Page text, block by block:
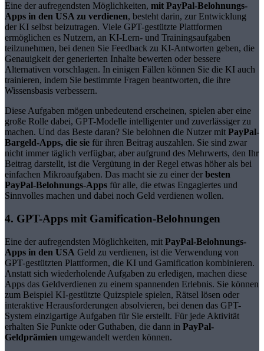
Eine der aufregendsten Möglichkeiten, mit PayPal-Belohnungs-
Apps in den USA zu verdienen, besteht darin, zur Entwicklung
der KI selbst beizutragen. Viele GPT-gestützte Plattformen
ermöglichen es Nutzern, an KI-Lern- und Trainingsaufgaben
teilzunehmen, bei denen Sie Feedback zu KI-Antworten geben, die
Genauigkeit der generierten Inhalte bewerten oder bessere
Alternativen vorschlagen. In einigen Fällen können Sie die KI auch
trainieren, indem Sie bestimmte Fragen beantworten, die ihre
Wissensbasis verbessern.
Diese Aufgaben mögen unbedeutend erscheinen, spielen aber eine
große Rolle dabei, GPT-Modelle intelligenter und zuverlässiger zu
machen. Und das Beste daran? Sie belohnen die Nutzer mit PayPal-
Bargeld-Apps, die sie für ihren Beitrag auszahlen. Sie sind zwar
nicht immer täglich verfügbar, aber aufgrund des Mehrwerts, den Ihr
Beitrag darstellt, ist die Vergütung in der Regel etwas höher als bei
einfachen Mikroaufgaben. Das macht sie zu einer der besten
PayPal-Belohnungs-Apps für alle, die etwas Engagiertes und
Sinnvolles machen und dabei noch Geld verdienen wollen.
4. GPT-Apps mit Gamification-Belohnungen
Eine der aufregendsten Möglichkeiten, mit PayPal-Belohnungs-
Apps in den USA Geld zu verdienen, ist die Verwendung von
GPT-gestützten Plattformen, die KI und Gamification kombinieren.
Anstatt sich wiederholende Aufgaben zu erledigen, machen diese
Apps das Geldverdienen zu einem spannenden Erlebnis. Sie können
zum Beispiel KI-gestützte Quizspiele spielen, Rätsel lösen oder
interaktive Herausforderungen absolvieren, bei denen das GPT-
System einzigartige Aufgaben für Sie erstellt. Für jede Aktivität
erhalten Sie Punkte oder Guthaben, die dann in PayPal-
Geldprämien umgewandelt werden können.